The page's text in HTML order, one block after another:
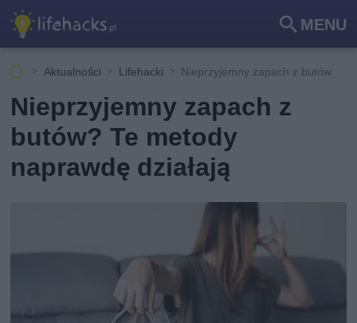
MENU
Szu
kaj
Aktualności Lifehacki Nieprzyjemny zapach z butów
Nieprzyjemny zapach z
butów? Te metody
naprawdę działają